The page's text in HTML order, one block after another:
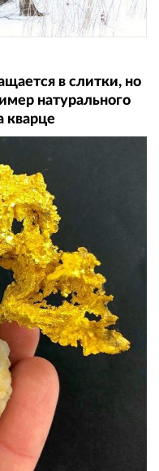
в слитки, но
натурального
кварце